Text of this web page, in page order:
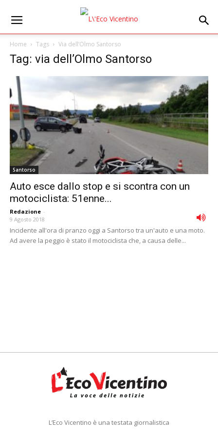
Home Tags Via dell’Olmo Santorso
Tag: via dell’Olmo Santorso
Santorso
Auto esce dallo stop e si scontra con un
motociclista: 51enne...
Redazione -
9 Agosto 2018
Incidente all'ora di pranzo oggi a Santorso tra un'auto e una moto.
Ad avere la peggio è stato il motociclista che, a causa delle...
L’Eco Vicentino è una testata giornalistica